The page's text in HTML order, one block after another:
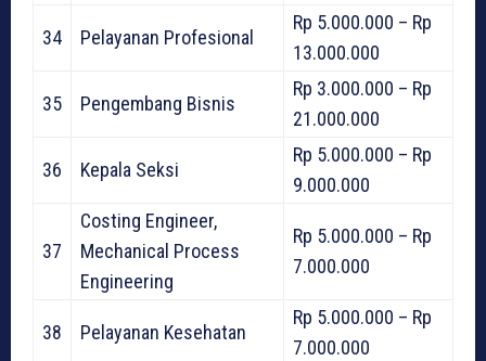
34 Pelayanan Profesional
Rp 5.000.000 – Rp
13.000.000
35 Pengembang Bisnis
Rp 3.000.000 – Rp
21.000.000
36 Kepala Seksi
Rp 5.000.000 – Rp
9.000.000
37
Costing Engineer,
Mechanical Process
Engineering
Rp 5.000.000 – Rp
7.000.000
38 Pelayanan Kesehatan
Rp 5.000.000 – Rp
7.000.000